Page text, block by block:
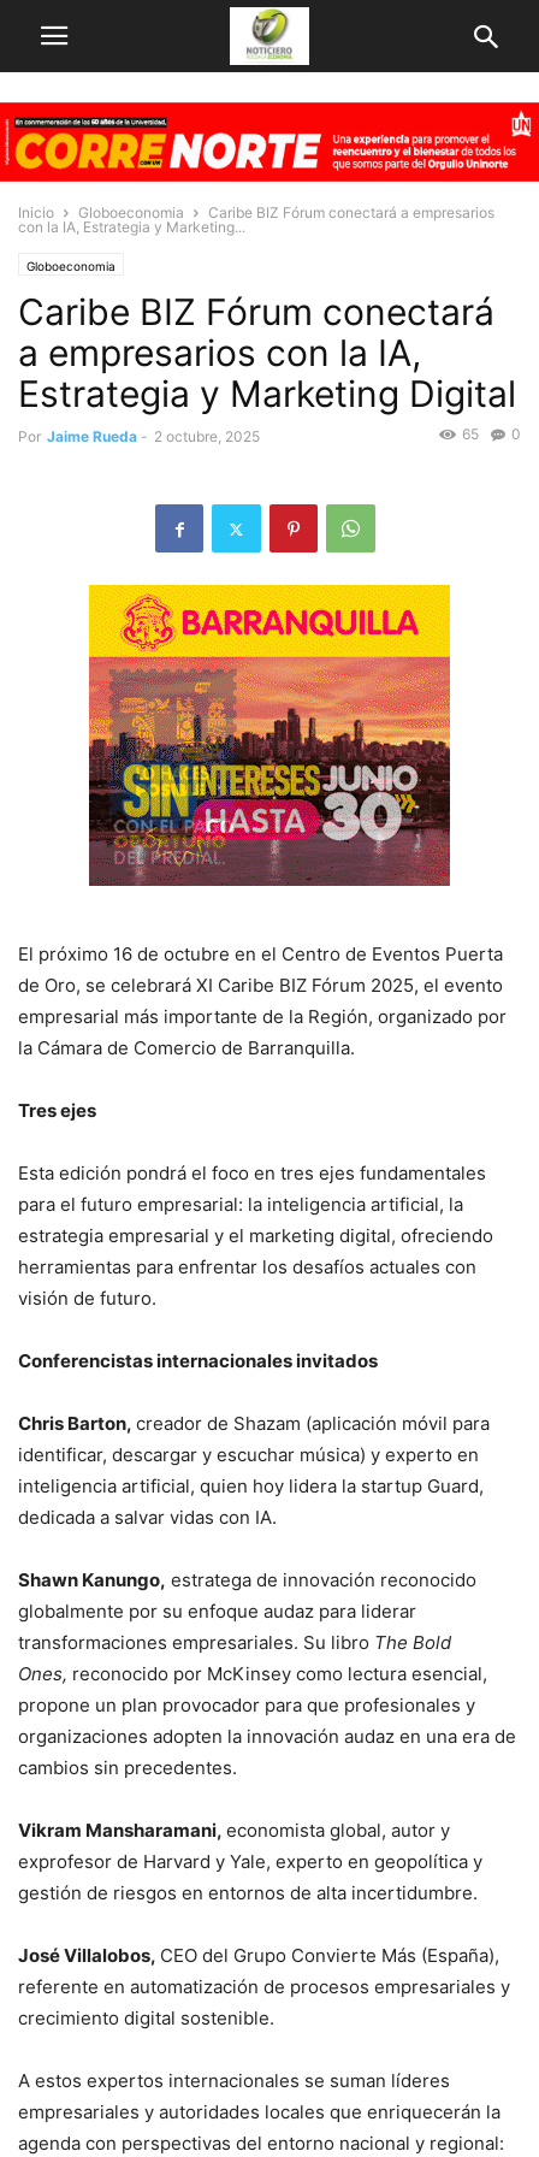
Inicio Globoeconomia
Caribe BIZ Fórum conectará a empresarios
con la IA, Estrategia y Marketing...
Globoeconomia
Caribe BIZ Fórum conectará
a empresarios con la IA,
Estrategia y Marketing Digital
Por Jaime Rueda - 2 octubre, 2025 0
65
El próximo 16 de octubre en el Centro de Eventos Puerta
de Oro, se celebrará XI Caribe BIZ Fórum 2025, el evento
empresarial más importante de la Región, organizado por
la Cámara de Comercio de Barranquilla.
Tres ejes
Esta edición pondrá el foco en tres ejes fundamentales
para el futuro empresarial: la inteligencia artificial, la
estrategia empresarial y el marketing digital, ofreciendo
herramientas para enfrentar los desafíos actuales con
visión de futuro.
Conferencistas internacionales invitados
Chris Barton, creador de Shazam (aplicación móvil para
identificar, descargar y escuchar música) y experto en
inteligencia artificial, quien hoy lidera la startup Guard,
dedicada a salvar vidas con IA.
Shawn Kanungo, estratega de innovación reconocido
globalmente por su enfoque audaz para liderar
transformaciones empresariales. Su libro The Bold
Ones, reconocido por McKinsey como lectura esencial,
propone un plan provocador para que profesionales y
organizaciones adopten la innovación audaz en una era de
cambios sin precedentes.
Vikram Mansharamani, economista global, autor y
exprofesor de Harvard y Yale, experto en geopolítica y
gestión de riesgos en entornos de alta incertidumbre.
José Villalobos, CEO del Grupo Convierte Más (España),
referente en automatización de procesos empresariales y
crecimiento digital sostenible.
A estos expertos internacionales se suman líderes
empresariales y autoridades locales que enriquecerán la
agenda con perspectivas del entorno nacional y regional: